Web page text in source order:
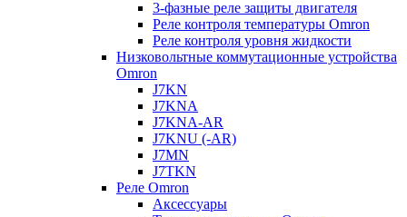
3-фазные реле защиты двигателя
Реле контроля температуры Omron
Реле контроля уровня жидкости
Низковольтные коммутационные устройства
Omron
J7KN
J7KNA
J7KNA-AR
J7KNU (-AR)
J7MN
J7TKN
Реле Omron
Аксессуары